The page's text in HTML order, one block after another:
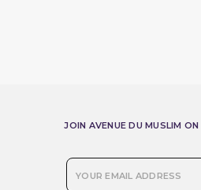
JOIN AVENUE DU MUSLIM ON